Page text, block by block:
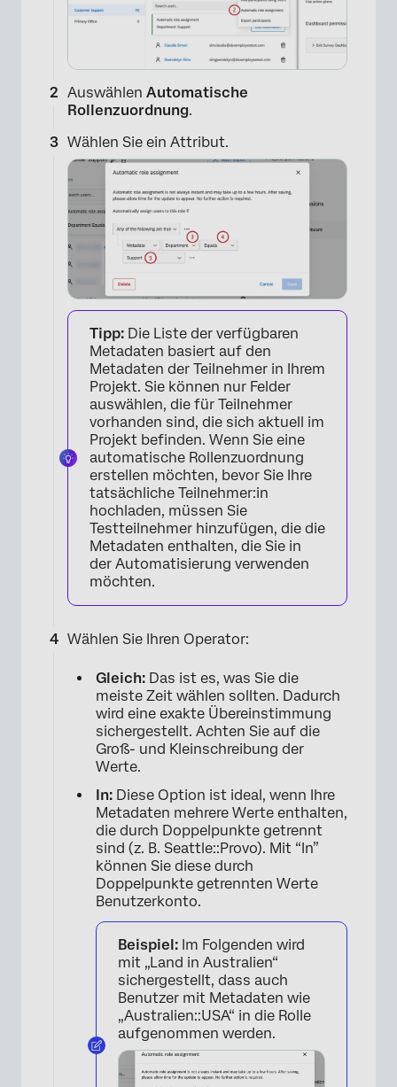
×
Auswählen Automatische
Rollenzuordnung.
Wählen Sie ein Attribut.
Tipp: Die Liste der verfügbaren
Metadaten basiert auf den
Metadaten der Teilnehmer in Ihrem
Projekt. Sie können nur Felder
auswählen, die für Teilnehmer
vorhanden sind, die sich aktuell im
Projekt befinden. Wenn Sie eine
automatische Rollenzuordnung
erstellen möchten, bevor Sie Ihre
tatsächliche Teilnehmer:in
hochladen, müssen Sie
Testteilnehmer hinzufügen, die die
Metadaten enthalten, die Sie in
der Automatisierung verwenden
möchten.
Wählen Sie Ihren Operator:
Gleich: Das ist es, was Sie die
meiste Zeit wählen sollten. Dadurch
wird eine exakte Übereinstimmung
sichergestellt. Achten Sie auf die
Groß- und Kleinschreibung der
Werte.
In: Diese Option ist ideal, wenn Ihre
Metadaten mehrere Werte enthalten,
die durch Doppelpunkte getrennt
sind (z. B. Seattle::Provo). Mit “In”
können Sie diese durch
Doppelpunkte getrennten Werte
Benutzerkonto.
Beispiel: Im Folgenden wird
mit „Land in Australien“
sichergestellt, dass auch
Benutzer mit Metadaten wie
„Australien::USA“ in die Rolle
aufgenommen werden.